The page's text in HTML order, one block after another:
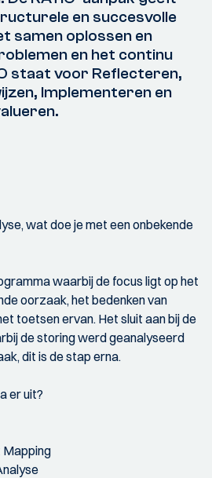
en succesvolle
samen oplossen en
en het continu
staat voor Reflecteren,
Implementeren en
wat doe je met een onbekende
waarbij de focus ligt op het
oorzaak, het bedenken van
toetsen ervan. Het sluit aan bij de
de storing werd geanalyseerd
dit is de stap erna.
er uit?
Mapping